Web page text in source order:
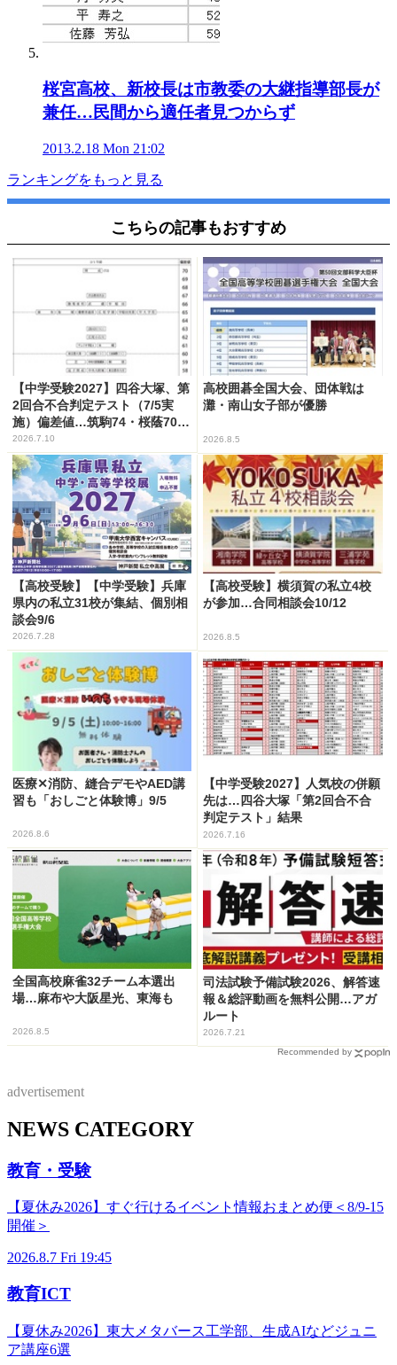
桜宮高校、新校長は市教委の大継指導部長が
兼任…民間から適任者見つからず
2013.2.18 Mon 21:02
ランキングをもっと見る
こちらの記事もおすすめ
【中学受験2027】四谷大塚、第
2回合不合判定テスト（7/5実
施）偏差値…筑駒74・桜蔭70＜
PR＞
2026.7.10
高校囲碁全国大会、団体戦は
灘・南山女子部が優勝
2026.8.5
【高校受験】【中学受験】兵庫
県内の私立31校が集結、個別相
談会9/6
2026.7.28
【高校受験】横須賀の私立4校
が参加…合同相談会10/12
2026.8.5
医療✕消防、縫合デモやAED講
習も「おしごと体験博」9/5
2026.8.6
【中学受験2027】人気校の併願
先は…四谷大塚「第2回合不合
判定テスト」結果
2026.7.16
全国高校麻雀32チーム本選出
場…麻布や大阪星光、東海も
2026.8.5
司法試験予備試験2026、解答速
報＆総評動画を無料公開…アガ
ルート
2026.7.21
Recommended by
advertisement
NEWS CATEGORY
教育・受験
【夏休み2026】すぐ行けるイベント情報おまとめ便＜8/9-15
開催＞
2026.8.7 Fri 19:45
教育ICT
【夏休み2026】東大メタバース工学部、生成AIなどジュニ
ア講座6選